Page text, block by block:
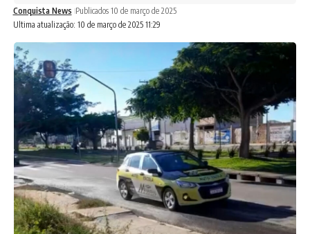
Ultima atualização: 10 de março de 2025 11:29
Conquista News Publicados 10 de março de 2025